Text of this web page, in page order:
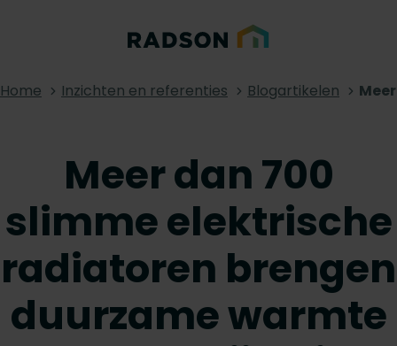
Home Inzichten en referenties Blogartikelen
Meer dan 700
slimme elektrische
radiatoren brengen
duurzame warmte